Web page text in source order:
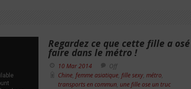
Regardez ce que cette fille a osé
faire dans le métro !
10 Mar 2014
Off
Chine, femme asiatique, fille sexy, métro
transports en commun une fille ose un truc